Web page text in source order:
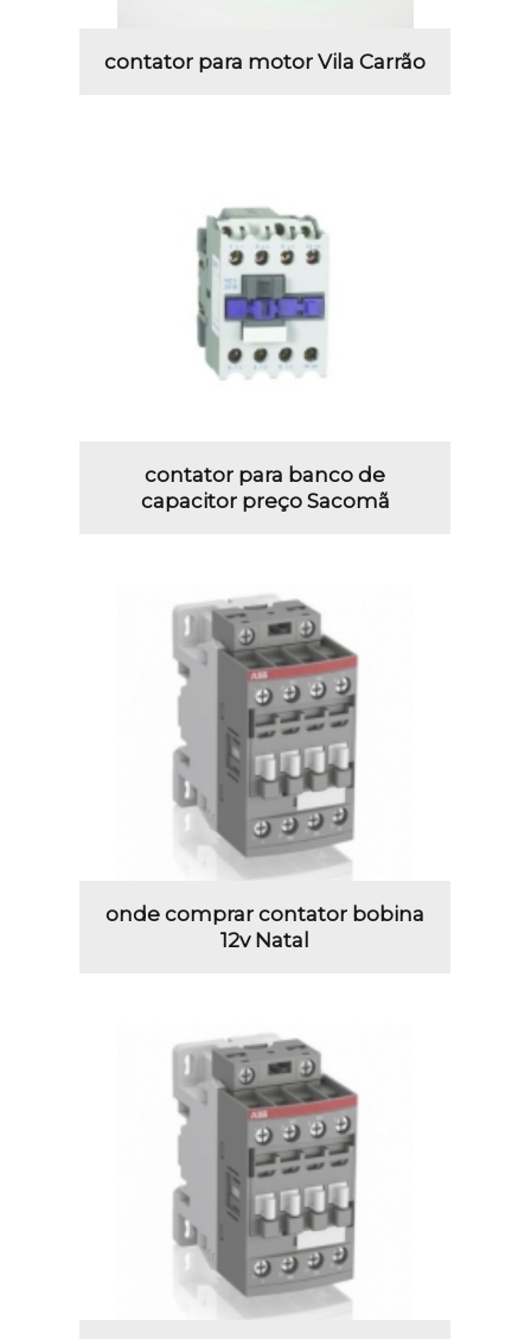
contator para motor Vila Carrão
contator para banco de
capacitor preço Sacomã
onde comprar contator bobina
12v Natal